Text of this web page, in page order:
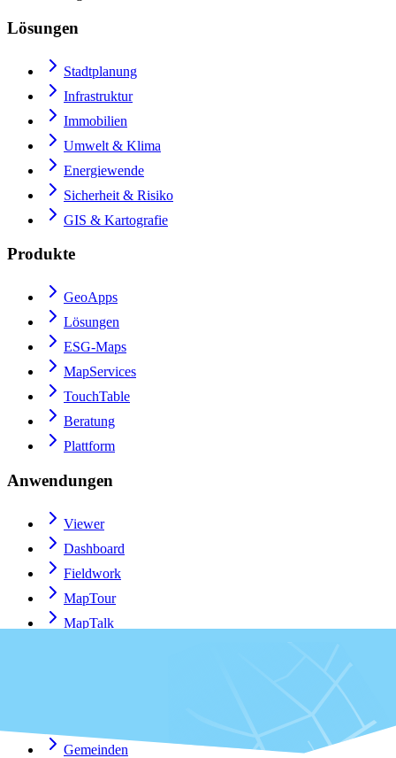
Lösungen
Stadtplanung
Infrastruktur
Immobilien
Umwelt & Klima
Energiewende
Sicherheit & Risiko
GIS & Kartografie
Produkte
GeoApps
Lösungen
ESG-Maps
MapServices
TouchTable
Beratung
Plattform
Anwendungen
Viewer
Dashboard
Fieldwork
MapTour
MapTalk
Gemeinden